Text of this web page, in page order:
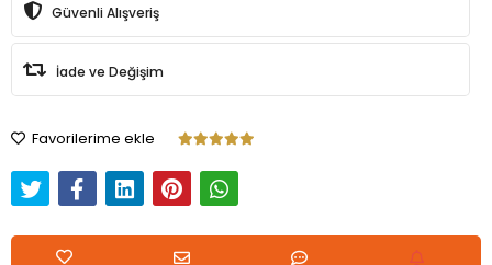
Güvenli Alışveriş
İade ve Değişim
Favorilerime ekle